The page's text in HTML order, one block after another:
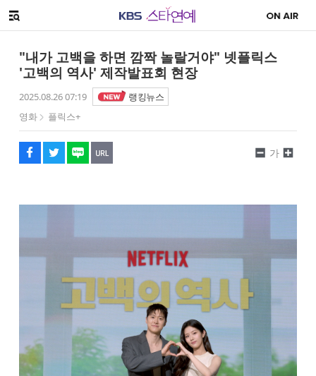
메뉴 열기
"내가 고백을 하면 깜짝 놀랄거야" 넷플릭스
'고백의 역사' 제작발표회 현장
2025.08.26 07:19
랭킹뉴스
영화
플릭스+
페이스북
트위터
네이버
URL복사
글씨 작게보기
가
글씨 크게보기
해시태그